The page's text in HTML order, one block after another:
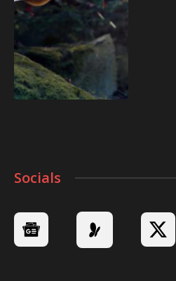
Socials